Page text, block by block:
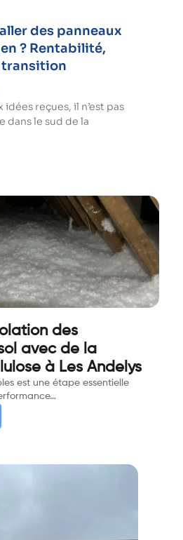
des panneaux
? Rentabilité,
transition
reçues, il n’est pas
dans le sud de la
des
avec de la
à Les Andelys
est une étape essentielle